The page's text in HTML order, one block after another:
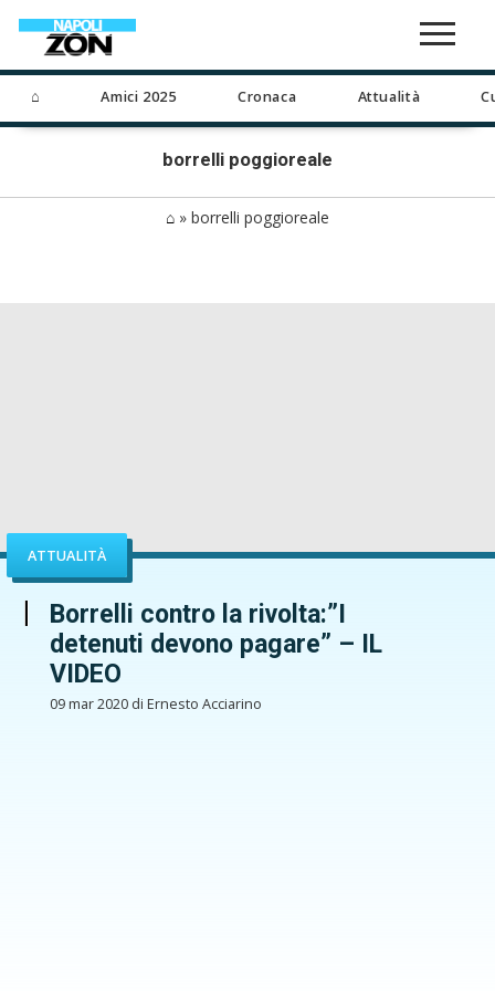
⌂ Amici 2025 Cronaca Attualità
borrelli poggioreale
⌂ » borrelli poggioreale
ATTUALITÀ
Borrelli contro la rivolta:”I
detenuti devono pagare” – IL
VIDEO
09 mar 2020 di Ernesto Acciarino